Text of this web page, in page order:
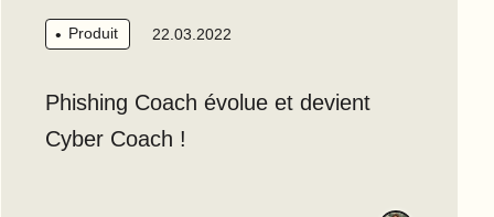
Produit 22.03.2022
Phishing Coach évolue et devient
Cyber Coach !